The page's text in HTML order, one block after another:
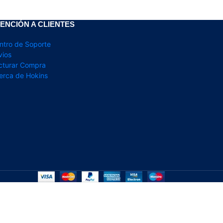
A CLIENTES
de Soporte
Compra
de Hokins